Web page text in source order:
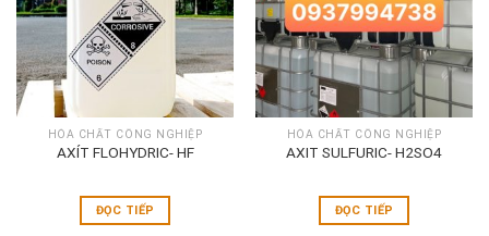
HÓA CHẤT CÔNG NGHIỆP
AXÍT FLOHYDRIC- HF
ĐỌC TIẾP
HÓA CHẤT CÔNG NGHIỆP
AXIT SULFURIC- H2SO4
ĐỌC TIẾP